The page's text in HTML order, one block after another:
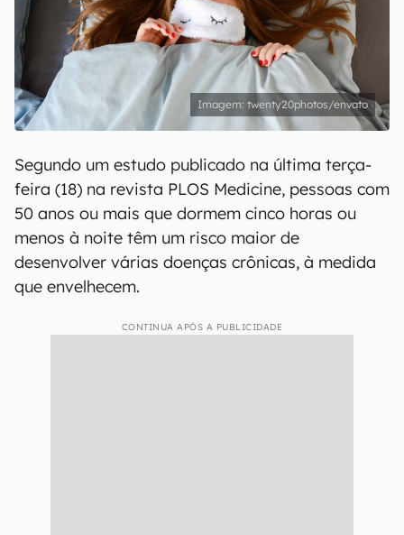
twenty20photos/envato
Segundo um estudo publicado na última terça-
feira (18) na revista PLOS Medicine, pessoas com
50 anos ou mais que dormem cinco horas ou
menos à noite têm um risco maior de
desenvolver várias doenças crônicas, à medida
que envelhecem.
CONTINUA APÓS A PUBLICIDADE